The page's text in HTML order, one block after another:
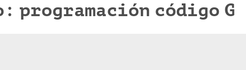
programación código G